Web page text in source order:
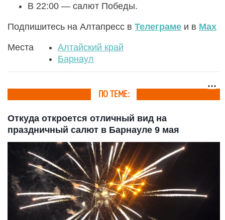
В 22:00 — салют Победы.
Подпишитесь на Алтапресс в Телеграме и в Max
Места
Алтайский край
Барнаул
ПО ТЕМЕ:
Откуда откроется отличный вид на
праздничный салют в Барнауле 9 мая